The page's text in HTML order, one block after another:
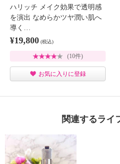
ハリッチ メイク効果で透明感
を演出 なめらかツヤ潤い肌へ
導く…
¥19,800 (税込)
(10件)
お気に入りに登録
関連するライ